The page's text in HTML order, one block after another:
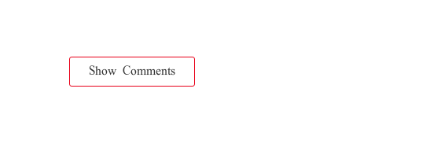
Show Comments